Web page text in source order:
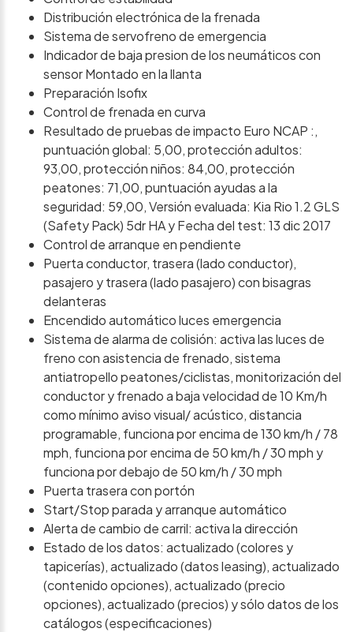
Distribución electrónica de la frenada
Sistema de servofreno de emergencia
Indicador de baja presion de los neumáticos con
sensor Montado en la llanta
Preparación Isofix
Control de frenada en curva
Resultado de pruebas de impacto Euro NCAP :,
puntuación global: 5,00, protección adultos:
93,00, protección niños: 84,00, protección
peatones: 71,00, puntuación ayudas a la
seguridad: 59,00, Versión evaluada: Kia Rio 1.2 GLS
(Safety Pack) 5dr HA y Fecha del test: 13 dic 2017
Control de arranque en pendiente
Puerta conductor, trasera (lado conductor),
pasajero y trasera (lado pasajero) con bisagras
delanteras
Encendido automático luces emergencia
Sistema de alarma de colisión: activa las luces de
freno con asistencia de frenado, sistema
antiatropello peatones/ciclistas, monitorización del
conductor y frenado a baja velocidad de 10 Km/h
como mínimo aviso visual/ acústico, distancia
programable, funciona por encima de 130 km/h / 78
mph, funciona por encima de 50 km/h / 30 mph y
funciona por debajo de 50 km/h / 30 mph
Puerta trasera con portón
Start/Stop parada y arranque automático
Alerta de cambio de carril: activa la dirección
Estado de los datos: actualizado (colores y
tapicerías), actualizado (datos leasing), actualizado
(contenido opciones), actualizado (precio
opciones), actualizado (precios) y sólo datos de los
catálogos (especificaciones)